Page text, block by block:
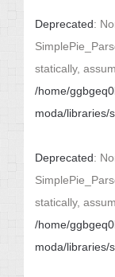
Deprecated:
statically,
/home/
moda/libraries/
Deprecated:
statically,
/home/
moda/libraries/